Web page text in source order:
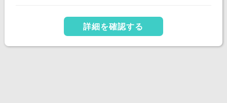
詳細を確認する